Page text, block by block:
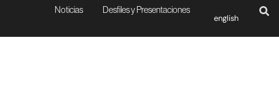
Noticias Desfiles y Presentaciones
english